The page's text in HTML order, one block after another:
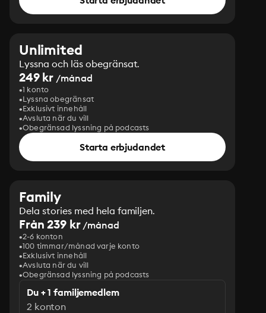
Unlimited
Lyssna och läs obegränsat.
249 kr /månad
1 konto
Lyssna obegränsat
Exklusivt innehåll
Avsluta när du vill
Obegränsad lyssning på podcasts
Starta erbjudandet
Family
Dela stories med hela familjen.
Från 239 kr/månad
2-6 konton
100 timmar/månad varje konto
Exklusivt innehåll
Avsluta när du vill
Obegränsad lyssning på podcasts
Du + 1 familjemedlem
2 konton